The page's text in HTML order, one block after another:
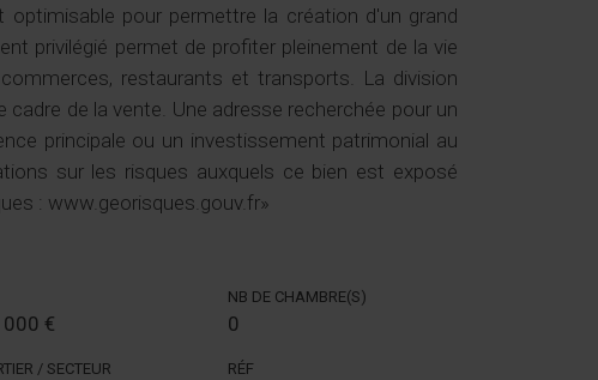
pour permettre la création d'un grand
privilégié permet de profiter pleinement de la vie
restaurants et transports. La division
cadre de la vente. Une adresse recherchée pour un
principale ou un investissement patrimonial au
sur les risques auxquels ce bien est exposé
: www.georisques.gouv.fr»
€
NB DE CHAMBRE(S)
0
/ SECTEUR RÉF